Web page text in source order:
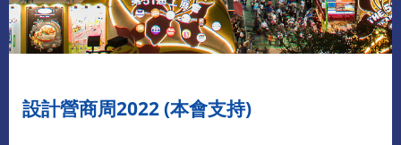
設計營商周2022 (本會支持)